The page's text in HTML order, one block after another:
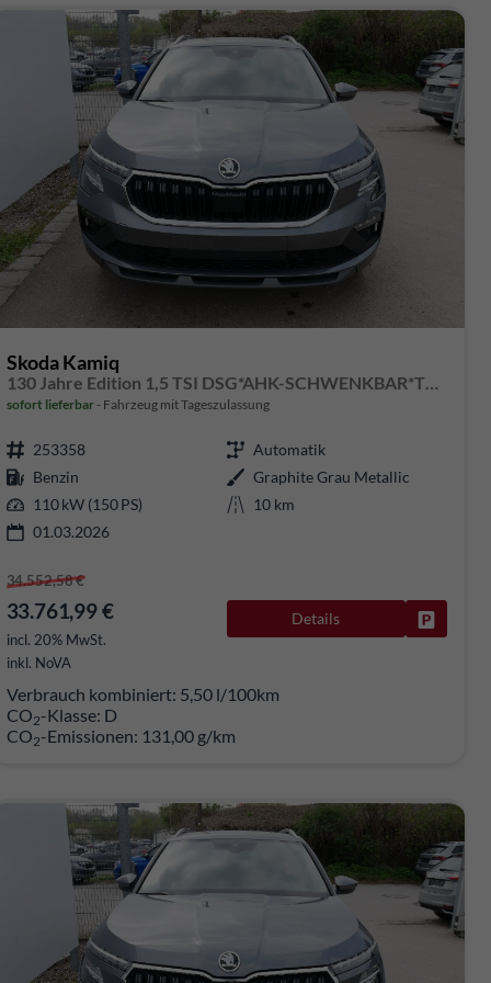
Skoda Kamiq
130 Jahre Edition 1,5 TSI DSG*AHK-SCHWENKBAR*TEMPOMAT*SMARTLINK*LENKRADHEIZUNG*KEYLESS-GO*
sofort lieferbar Fahrzeug mit Tageszulassung
253358
Automatik
Benzin
Graphite Grau Metallic
110 kW (150 PS)
10 km
01.03.2026
34.552,58 €
33.761,99 €
incl. 20% MwSt.
inkl. NoVA
Details
Verbrauch kombiniert: 5,50 l/100km
CO2-Klasse: D
CO2-Emissionen: 131,00 g/km